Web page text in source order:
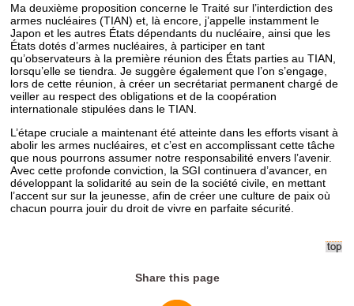
Ma deuxième proposition concerne le Traité sur l’interdiction des
armes nucléaires (TIAN) et, là encore, j’appelle instamment le
Japon et les autres États dépendants du nucléaire, ainsi que les
États dotés d’armes nucléaires, à participer en tant
qu’observateurs à la première réunion des États parties au TIAN,
lorsqu’elle se tiendra. Je suggère également que l’on s’engage,
lors de cette réunion, à créer un secrétariat permanent chargé de
veiller au respect des obligations et de la coopération
internationale stipulées dans le TIAN.
L’étape cruciale a maintenant été atteinte dans les efforts visant à
abolir les armes nucléaires, et c’est en accomplissant cette tâche
que nous pourrons assumer notre responsabilité envers l’avenir.
Avec cette profonde conviction, la SGI continuera d’avancer, en
développant la solidarité au sein de la société civile, en mettant
l’accent sur sur la jeunesse, afin de créer une culture de paix où
chacun pourra jouir du droit de vivre en parfaite sécurité.
Share this page